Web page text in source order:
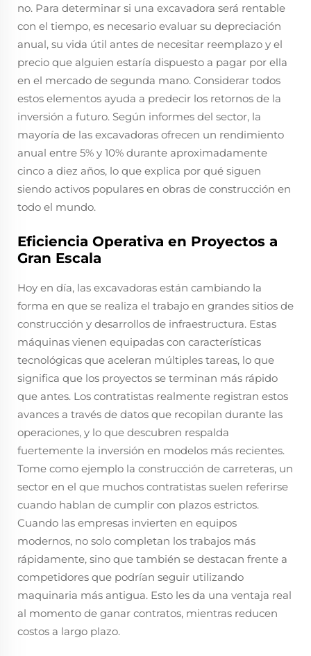
no. Para determinar si una excavadora será rentable
con el tiempo, es necesario evaluar su depreciación
anual, su vida útil antes de necesitar reemplazo y el
precio que alguien estaría dispuesto a pagar por ella
en el mercado de segunda mano. Considerar todos
estos elementos ayuda a predecir los retornos de la
inversión a futuro. Según informes del sector, la
mayoría de las excavadoras ofrecen un rendimiento
anual entre 5% y 10% durante aproximadamente
cinco a diez años, lo que explica por qué siguen
siendo activos populares en obras de construcción en
todo el mundo.
Eficiencia Operativa en Proyectos a
Gran Escala
Hoy en día, las excavadoras están cambiando la
forma en que se realiza el trabajo en grandes sitios de
construcción y desarrollos de infraestructura. Estas
máquinas vienen equipadas con características
tecnológicas que aceleran múltiples tareas, lo que
significa que los proyectos se terminan más rápido
que antes. Los contratistas realmente registran estos
avances a través de datos que recopilan durante las
operaciones, y lo que descubren respalda
fuertemente la inversión en modelos más recientes.
Tome como ejemplo la construcción de carreteras, un
sector en el que muchos contratistas suelen referirse
cuando hablan de cumplir con plazos estrictos.
Cuando las empresas invierten en equipos
modernos, no solo completan los trabajos más
rápidamente, sino que también se destacan frente a
competidores que podrían seguir utilizando
maquinaria más antigua. Esto les da una ventaja real
al momento de ganar contratos, mientras reducen
costos a largo plazo.